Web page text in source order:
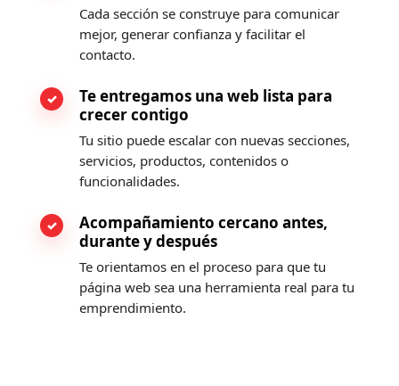
Cada sección se construye para comunicar
mejor, generar confianza y facilitar el
contacto.
Te entregamos una web lista para
crecer contigo
Tu sitio puede escalar con nuevas secciones,
servicios, productos, contenidos o
funcionalidades.
Acompañamiento cercano antes,
durante y después
Te orientamos en el proceso para que tu
página web sea una herramienta real para tu
emprendimiento.